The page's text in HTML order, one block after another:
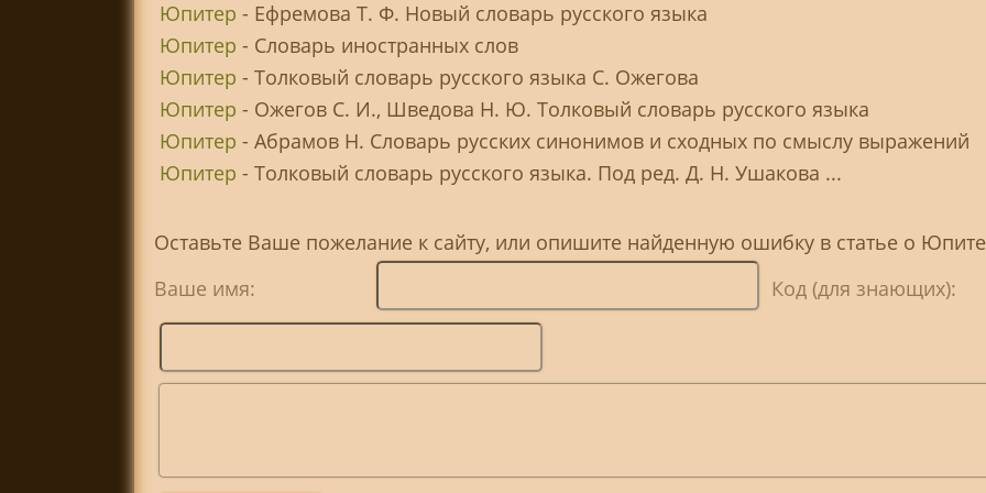
Юпитер - Ефремова Т. Ф. Новый словарь русского языка
Юпитер - Словарь иностранных слов
Юпитер - Толковый словарь русского языка С. Ожегова
Юпитер - Ожегов С. И., Шведова Н. Ю. Толковый словарь русского языка
Юпитер - Абрамов Н. Словарь русских синонимов и сходных по смыслу выражений
Юпитер - Толковый словарь русского языка. Под ред. Д. Н. Ушакова ...
Оставьте Ваше пожелание к сайту, или опишите найденную ошибку в статье о
Ваше имя:
Код (для знающих):